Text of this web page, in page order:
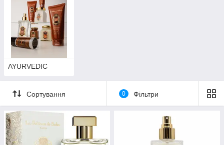
AYURVEDIC
Сортування 0 Фільтри